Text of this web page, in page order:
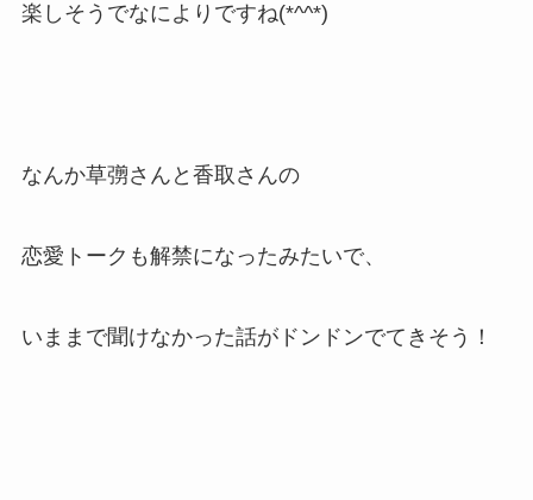
楽しそうでなによりですね(*^^*)
なんか草彅さんと香取さんの
恋愛トークも解禁になったみたいで、
いままで聞けなかった話がドンドンでてきそう！